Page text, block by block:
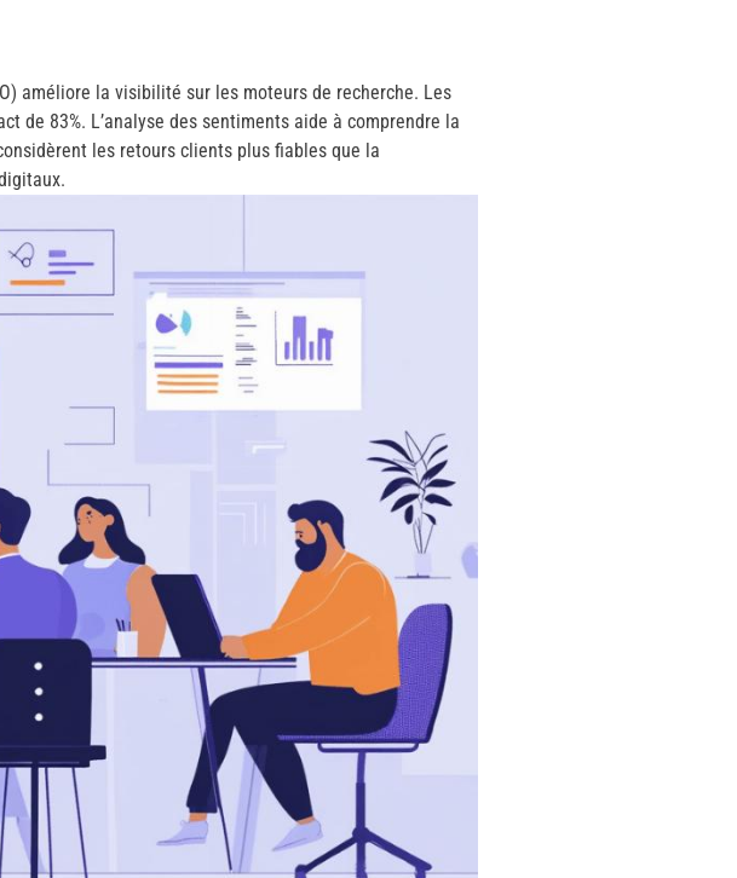
améliore la visibilité sur les moteurs de recherche. Les
de 83%. L’analyse des sentiments aide à comprendre la
les retours clients plus fiables que la